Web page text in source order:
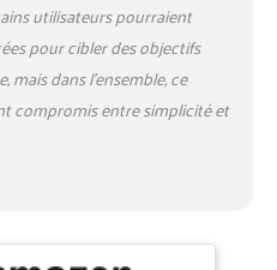
utilisateurs pourraient
pour cibler des objectifs
dans l’ensemble, ce
compromis entre simplicité et